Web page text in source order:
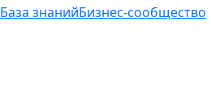
База знанийБизнес-сообщество